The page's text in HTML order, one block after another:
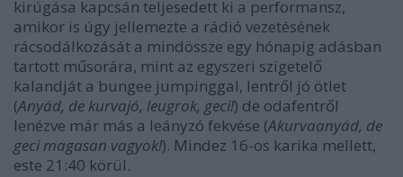
kirúgása kapcsán teljesedett ki a performansz,
amikor is úgy jellemezte a rádió vezetésének
rácsodálkozását a mindössze egy hónapig adásban
tartott műsorára, mint az egyszeri szigetelő
kalandját a bungee jumpinggal, lentről jó ötlet
(Anyád, de kurvajó, leugrok, geci!) de odafentről
lenézve már más a leányzó fekvése (Akurvaanyád, de
geci magasan vagyok!). Mindez 16-os karika mellett,
este 21:40 körül.